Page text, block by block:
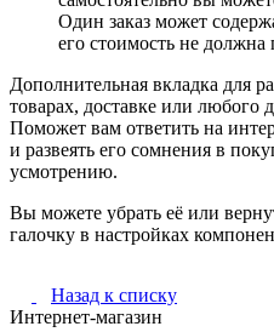
Один заказ может
его стоимость не
Дополнительная вкладка для
товарах, доставке или любого
Поможет вам ответить на
и развеять его сомнения в
усмотрению.
Вы можете убрать её или
галочку в настройках
Назад к списку
Интернет-магазин